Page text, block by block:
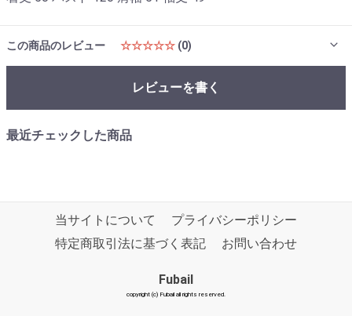
この商品のレビュー ☆☆☆☆☆ (0)
レビューを書く
最近チェックした商品
当サイトについて
プライバシーポリシー
特定商取引法に基づく表記
お問い合わせ
Fubail
copyright (c) Fubail all rights reserved.